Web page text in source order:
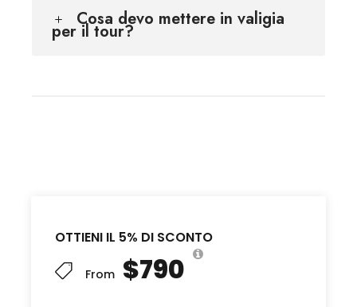
OTTIENI IL 5% DI SCONTO
From $790
Cosa devo mettere in valigia
per il tour?